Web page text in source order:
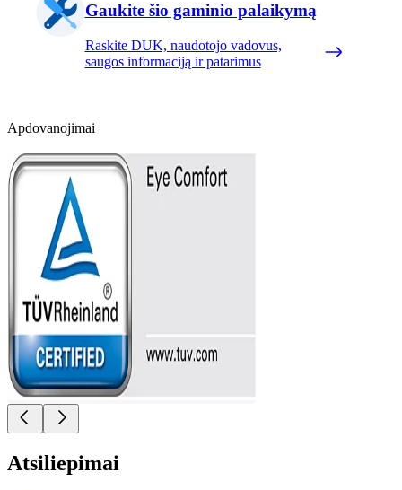
Gaukite šio gaminio palaikymą
Raskite DUK, naudotojo vadovus,
saugos informaciją ir patarimus
Apdovanojimai
Atsiliepimai